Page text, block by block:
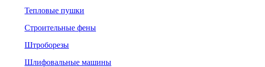
Тепловые пушки
Строительные фены
Штроборезы
Шлифовальные машины